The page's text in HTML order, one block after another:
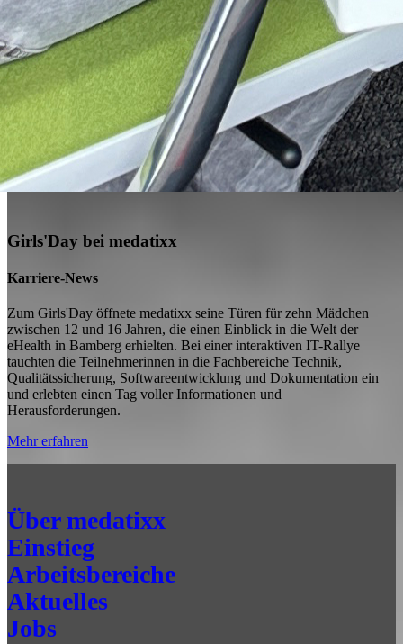
Girls'Day bei medatixx
Karriere-News
Zum Girls'Day öffnete medatixx seine Türen für zehn Mädchen
zwischen 12 und 16 Jahren, die einen Einblick in die Welt der
eHealth in Bamberg erhielten. Bei einer interaktiven IT-Rallye
tauchten die Teilnehmerinnen in die Fachbereiche Technik,
Qualitätssicherung, Softwareentwicklung und Dokumentation ein
und erlebten einen Tag voller Informationen und
Herausforderungen.
Mehr erfahren
Über medatixx
Einstieg
Arbeitsbereiche
Aktuelles
Jobs